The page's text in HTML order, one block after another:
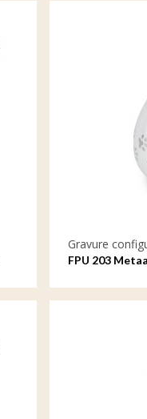
Gravure
FPU 203